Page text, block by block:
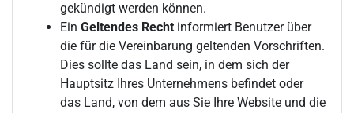
gekündigt werden können.
Ein Geltendes Recht informiert Benutzer über
die für die Vereinbarung geltenden Vorschriften.
Dies sollte das Land sein, in dem sich der
Hauptsitz Ihres Unternehmens befindet oder
das Land, von dem aus Sie Ihre Website und die